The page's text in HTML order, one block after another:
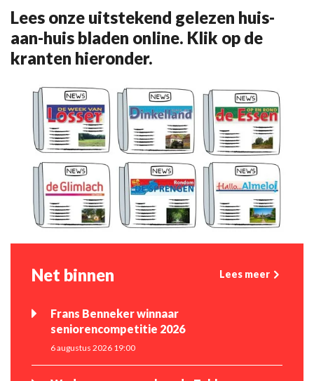
Lees onze uitstekend gelezen huis-
aan-huis bladen online. Klik op de
kranten hieronder.
Net binnen Lees meer
Frans Benneker winnaar
seniorencompetitie 2026
6 augustus 2026 19:00